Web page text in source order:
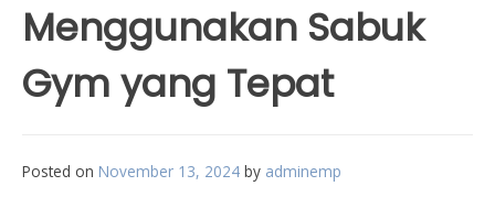
Menggunakan Sabuk
Gym yang Tepat
Posted on November 13, 2024 by adminemp